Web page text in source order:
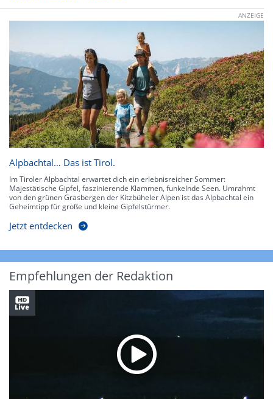
ANZEIGE
Alpbachtal… Das ist Tirol.
Im Tiroler Alpbachtal erwartet dich ein erlebnisreicher Sommer:
Majestätische Gipfel, faszinierende Klammen, funkelnde Seen. Umrahmt
von den grünen Grasbergen der Kitzbüheler Alpen ist das Alpbachtal ein
Geheimtipp für große und kleine Gipfelstürmer.
Jetzt entdecken
Empfehlungen der Redaktion